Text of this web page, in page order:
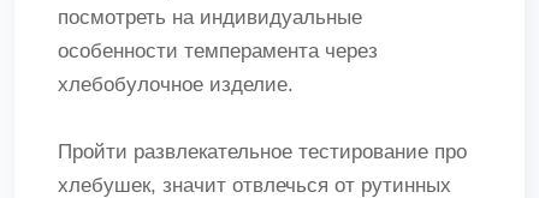
посмотреть на индивидуальные
особенности темперамента через
хлебобулочное изделие.
Пройти развлекательное тестирование про
хлебушек, значит отвлечься от рутинных